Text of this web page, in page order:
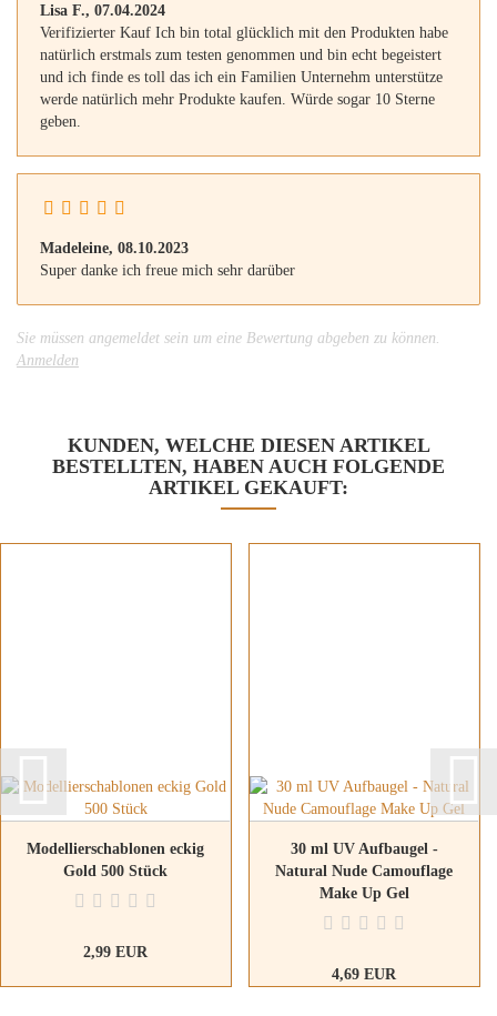
Lisa F., 07.04.2024
Verifizierter Kauf Ich bin total glücklich mit den Produkten habe
natürlich erstmals zum testen genommen und bin echt begeistert
und ich finde es toll das ich ein Familien Unternehm unterstütze
werde natürlich mehr Produkte kaufen. Würde sogar 10 Sterne
geben.
Madeleine, 08.10.2023
Super danke ich freue mich sehr darüber
Sie müssen angemeldet sein um eine Bewertung abgeben zu können.
Anmelden
KUNDEN, WELCHE DIESEN ARTIKEL
BESTELLTEN, HABEN AUCH FOLGENDE
ARTIKEL GEKAUFT:
Modellierschablonen eckig
Gold 500 Stück
2,99 EUR
30 ml UV Aufbaugel -
Natural Nude Camouflage
Make Up Gel
4,69 EUR